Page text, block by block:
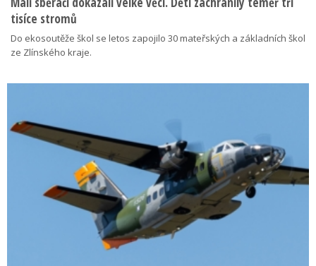
tisíce stromů
Do ekosoutěže škol se letos zapojilo 30 mateřských a základních škol
ze Zlínského kraje.